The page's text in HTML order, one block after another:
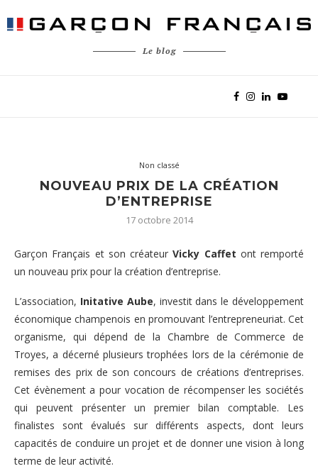
Le blog
Non classé
NOUVEAU PRIX DE LA CRÉATION
D’ENTREPRISE
17 octobre 2014
Garçon Français et son créateurVicky Caffet ont remporté
un nouveau prix pour la création d’entreprise.
L’association, Initative Aube, investit dans le développement
économique champenois en promouvant l’entrepreneuriat. Cet
organisme, qui dépend de la Chambre de Commerce de
Troyes, a décerné plusieurs trophées lors de la cérémonie de
remises des prix de son concours de créations d’entreprises.
Cet évènement a pour vocation de récompenser les sociétés
qui peuvent présenter un premier bilan comptable. Les
finalistes sont évalués sur différents aspects, dont leurs
capacités de conduire un projet et de donner une vision à long
terme de leur activité.